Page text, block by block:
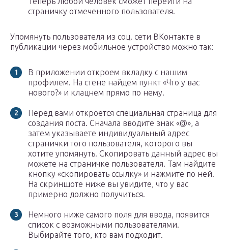
страничку отмеченного пользователя.
Упомянуть пользователя из соц. сети ВКонтакте в
публикации через мобильное устройство можно так:
В приложении откроем вкладку с нашим
профилем. На стене найдем пункт «Что у вас
нового?» и клацнем прямо по нему.
Перед вами откроется специальная страница для
создания поста. Сначала вводите знак «@», а
затем указываете индивидуальный адрес
странички того пользователя, которого вы
хотите упомянуть. Скопировать данный адрес вы
можете на страничке пользователя. Там найдите
кнопку «скопировать ссылку» и нажмите по ней.
На скриншоте ниже вы увидите, что у вас
примерно должно получиться.
Немного ниже самого поля для ввода, появится
список с возможными пользователями.
Выбирайте того, кто вам подходит.